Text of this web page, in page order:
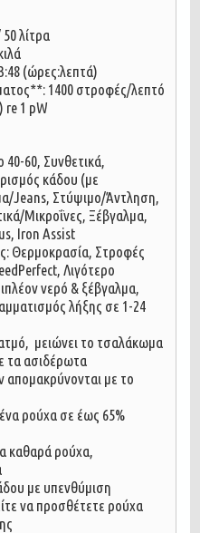
λίτρα
(ώρες:λεπτά)
1400 στροφές/λεπτό
re 1 pW
60, Συνθετικά,
κάδου (με
Jeans, Στύψιμο/Άντληση,
Μικροΐνες, Ξέβγαλμα,
Iron Assist
Θερμοκρασία, Στροφές
Λιγότερο
νερό & ξέβγαλμα,
λήξης σε 1-24
μειώνει το τσαλάκωμα
τα ασιδέρωτα
απομακρύνονται με το
ρούχα σε έως 65%
καθαρά ρούχα,
με υπενθύμιση
να προσθέτετε ρούχα